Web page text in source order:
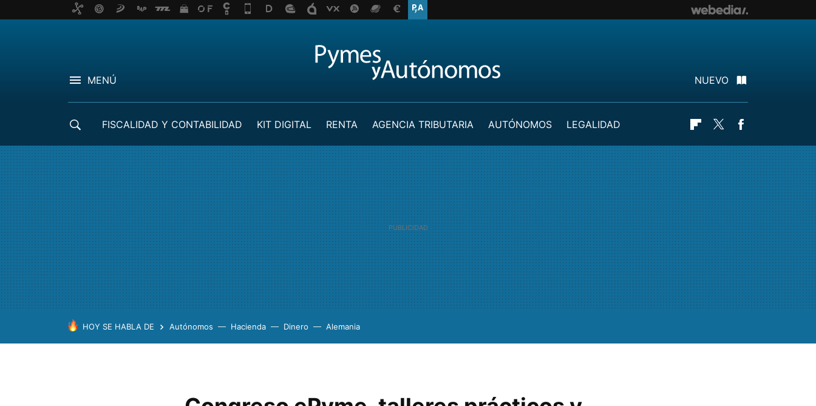
MENÚ NUEVO
FISCALIDAD Y CONTABILIDAD KIT DIGITAL RENTA AGENCIA TRIBUTARIA AUTÓNOMOS
LEGALIDAD
Flipboard
Twitter
HOY SE HABLA DE Autónomos Hacienda Dinero Alemania